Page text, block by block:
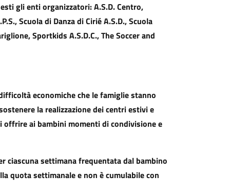
gli enti organizzatori: A.S.D. Centro,
Scuola di Danza di Cirié A.S.D., Scuola
Sportkids A.S.D.C., The Soccer and
economiche che le famiglie stanno
la realizzazione dei centri estivi e
offrire ai bambini momenti di condivisione e
settimana frequentata dal bambino
quota settimanale e non è cumulabile con